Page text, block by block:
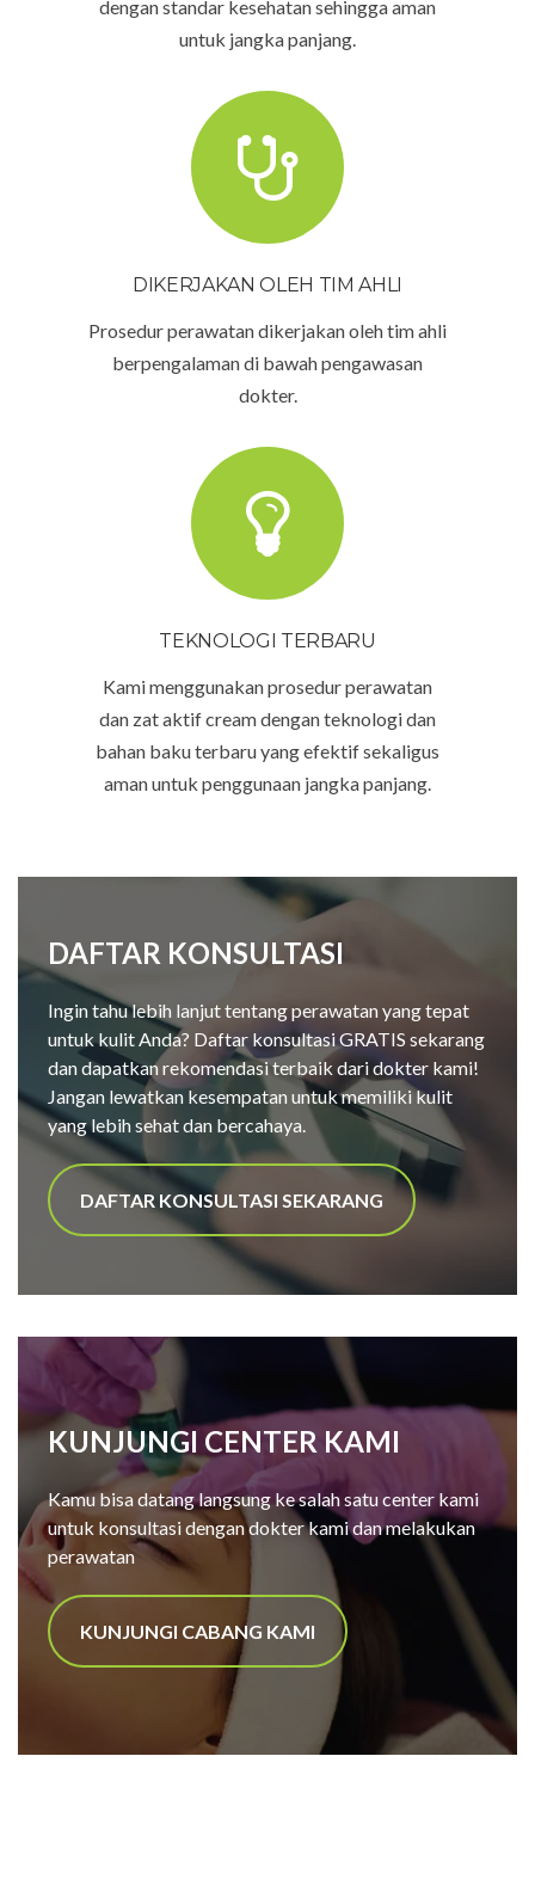
dengan standar kesehatan sehingga aman
untuk jangka panjang.
DIKERJAKAN OLEH TIM AHLI
Prosedur perawatan dikerjakan oleh tim ahli
berpengalaman di bawah pengawasan
dokter.
TEKNOLOGI TERBARU
Kami menggunakan prosedur perawatan
dan zat aktif cream dengan teknologi dan
bahan baku terbaru yang efektif sekaligus
aman untuk penggunaan jangka panjang.
DAFTAR KONSULTASI
Ingin tahu lebih lanjut tentang perawatan yang tepat
untuk kulit Anda? Daftar konsultasi GRATIS sekarang
dan dapatkan rekomendasi terbaik dari dokter kami!
Jangan lewatkan kesempatan untuk memiliki kulit
yang lebih sehat dan bercahaya.
DAFTAR KONSULTASI SEKARANG
KUNJUNGI CENTER KAMI
Kamu bisa datang langsung ke salah satu center kami
untuk konsultasi dengan dokter kami dan melakukan
perawatan
KUNJUNGI CABANG KAMI